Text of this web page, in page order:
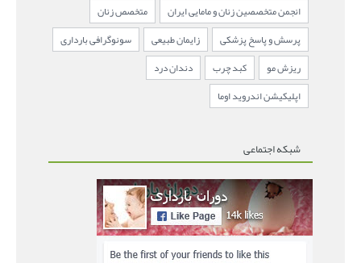
انجمن متخصصین زنان و مامایی ایران
متخصص زنان
پرسش و پاسخ پزشکی
زایمان طبیعی
سونوگرافی بارداری
ریزش مو
کبد چرب
دندان درد
اپلیکیشن اندروید اوما
شبکه اجتماعی